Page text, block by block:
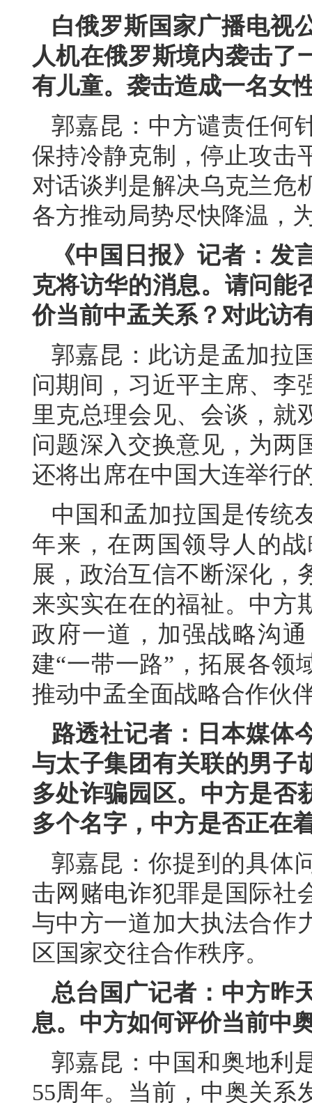
白俄罗斯国家广播电视
人机在俄罗斯境内袭击了
有儿童。袭击造成一名女
郭嘉昆：中方谴责任何
保持冷静克制，停止攻击
对话谈判是解决乌克兰危
各方推动局势尽快降温，
《中国日报》记者：
克将访华的消息。请问能
价当前中孟关系？对此访
郭嘉昆：此访是孟加拉
问期间，习近平主席、李
里克总理会见、会谈，就
问题深入交换意见，为两
还将出席在中国大连举行
中国和孟加拉国是传统
年来，在两国领导人的
展，政治互信不断深化，
来实实在在的福祉。中方
政府一道，加强战略沟
建“一带一路”，拓展各领
推动中孟全面战略合作伙
路透社记者：日本媒体
与太子集团有关联的男子
多处诈骗园区。中方是否
多个名字，中方是否正在
郭嘉昆：你提到的具体
击网赌电诈犯罪是国际社
与中方一道加大执法合作
区国家交往合作秩序。
总台国广记者：中方昨
息。中方如何评价当前中
郭嘉昆：中国和奥地利
55周年。当前，中奥关系